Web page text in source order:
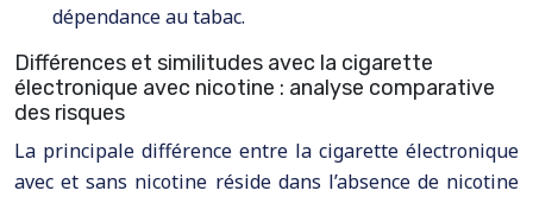
dépendance au tabac.
Différences et similitudes avec la cigarette
électronique avec nicotine : analyse comparative
des risques
La principale différence entre la cigarette électronique
avec et sans nicotine réside dans l’absence de nicotine